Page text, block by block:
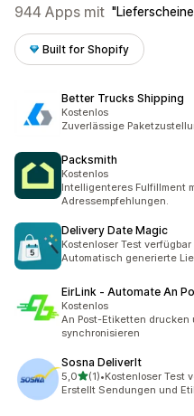
944 Apps mit Lieferscheine
Built for Shopify
Better Trucks Shipping
Kostenlos
Zuverlässige
Packsmith
Kostenlos
Intelligenteres Fulfillment
Adressempfehlungen.
Delivery Date Magic
Kostenloser Test verfügbar
Automatisch generierte
EirLink ‑ Automate An
Kostenlos
An Post-Etiketten
synchronisieren
Sosna DeliverIt
5,0von 5 Sternen
(1)
1 Rezensionen insgesamt
•Kostenloser Test
Erstellt Sendungen und